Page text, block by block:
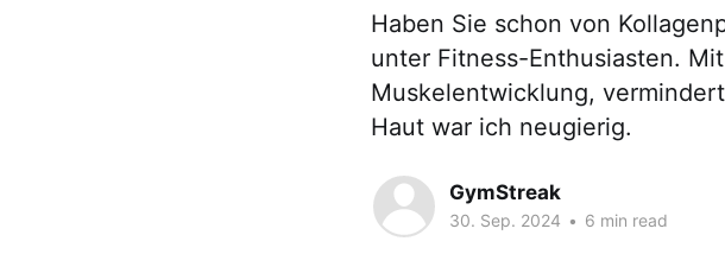
Haben Sie schon von
unter Fitness-Enthusiasten.
Muskelentwicklung,
Haut war ich neugierig.
GymStreak
30. Sep. 2024 • 6 min read